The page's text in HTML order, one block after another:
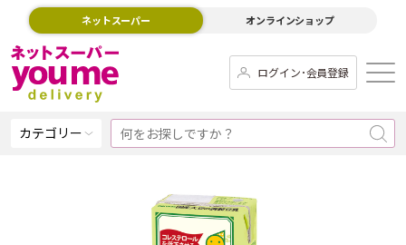
ネットスーパー オンラインショップ
ログイン･会員登録
カテゴリー